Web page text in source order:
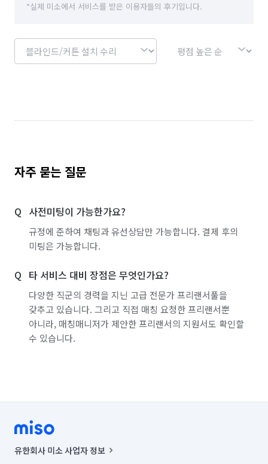
*실제 미소에서 서비스를 받은 이용자들의 후기입니다.
자주 묻는 질문
사전미팅이 가능한가요?
규정에 준하여 채팅과 유선상담만 가능합니다. 결제 후의
미팅은 가능합니다.
타 서비스 대비 장점은 무엇인가요?
다양한 직군의 경력을 지닌 고급 전문가 프리랜서풀을
갖추고 있습니다. 그리고 직접 매칭 요청한 프리랜서뿐
아니라, 매칭매니저가 제안한 프리랜서의 지원서도 확인할
수 있습니다.
유한회사 미소 사업자 정보